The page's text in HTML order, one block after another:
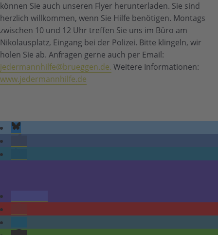
können Sie auch unseren Flyer herunterladen. Sie sind
herzlich willkommen, wenn Sie Hilfe benötigen. Montags
zwischen 10 und 12 Uhr treffen Sie uns im Büro am
Nikolausplatz, Eingang bei der Polizei. Bitte klingeln, wir
holen Sie ab. Anfragen gerne auch per Email:
jedermannhilfe@brueggen.de. Weitere Informationen:
www.jedermannhilfe.de